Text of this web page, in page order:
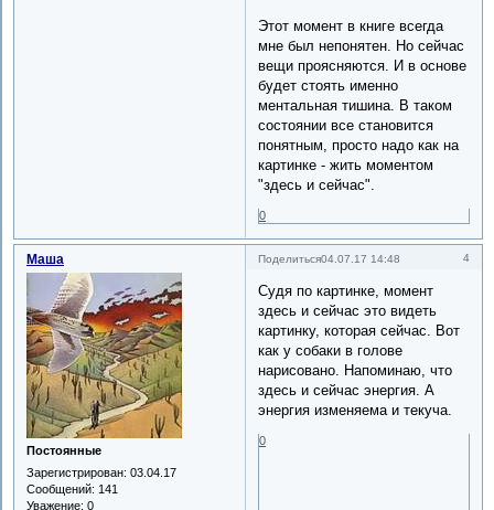
Этот момент в книге всегда
мне был непонятен. Но сейчас
вещи проясняются. И в основе
будет стоять именно
ментальная тишина. В таком
состоянии все становится
понятным, просто надо как на
картинке - жить моментом
"здесь и сейчас".
0
Поделиться 4
04.07.17 14:48
Маша
Постоянные
Зарегистрирован: 03.04.17
Сообщений: 141
Уважение: 0
Судя по картинке, момент
здесь и сейчас это видеть
картинку, которая сейчас. Вот
как у собаки в голове
нарисовано. Напоминаю, что
здесь и сейчас энергия. А
энергия изменяема и текуча.
0